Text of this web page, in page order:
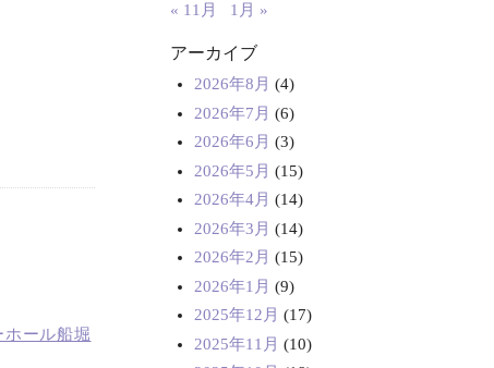
ホール船堀
« 11月 1月 »
アーカイブ
2026年8月 (4)
2026年7月 (6)
2026年6月 (3)
2026年5月 (15)
2026年4月 (14)
2026年3月 (14)
2026年2月 (15)
2026年1月 (9)
2025年12月 (17)
2025年11月 (10)